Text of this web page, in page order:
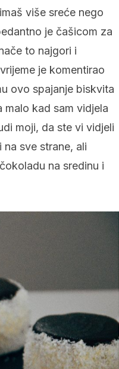
više sreće nego
je čašicom za
to najgori i
je komentirao
ovo spajanje biskvita
malo kad sam vidjela
moji, da ste vi vidjeli
sve strane, ali
na sredinu i